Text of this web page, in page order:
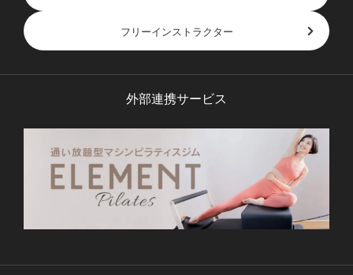
フリーインストラクター
外部連携サービス